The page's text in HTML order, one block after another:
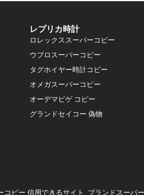
レプリカ時計
ロレックススーパーコピー
ウブロスーパーコピー
タグホイヤー時計コピー
オメガスーパーコピー
オーデマピゲ コピー
グランドセイコー 偽物
コピー 信用できるサイト, ブランドスーパ